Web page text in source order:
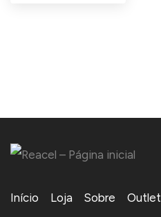
Início Loja Sobre Outlet